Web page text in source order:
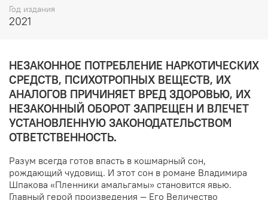
Год издания
2021
НЕЗАКОННОЕ ПОТРЕБЛЕНИЕ НАРКОТИЧЕСКИХ
СРЕДСТВ, ПСИХОТРОПНЫХ ВЕЩЕСТВ, ИХ
АНАЛОГОВ ПРИЧИНЯЕТ ВРЕД ЗДОРОВЬЮ, ИХ
НЕЗАКОННЫЙ ОБОРОТ ЗАПРЕЩЕН И ВЛЕЧЕТ
УСТАНОВЛЕННУЮ ЗАКОНОДАТЕЛЬСТВОМ
ОТВЕТСТВЕННОСТЬ.
Разум всегда готов впасть в кошмарный сон,
рождающий чудовищ. И этот сон в романе Владимира
Шпакова «Пленники амальгамы» становится явью.
Главный герой произведения — Его Величество